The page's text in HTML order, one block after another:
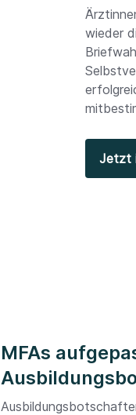
wieder
Jetzt
MFAs